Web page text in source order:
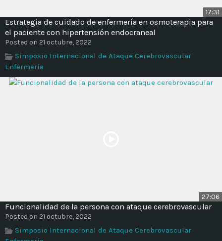
17:31
Estrategia de cuidado de enfermería en osmoterapia para
el paciente con hipertensión endocraneal
Posted on 21 octubre, 2022
Simposio Internacional de Ataque Cerebrovascular
Enfermería
27:06
Funcionalidad de la persona con ataque cerebrovascular
Posted on 21 octubre, 2022
Simposio Internacional de Ataque Cerebrovascular